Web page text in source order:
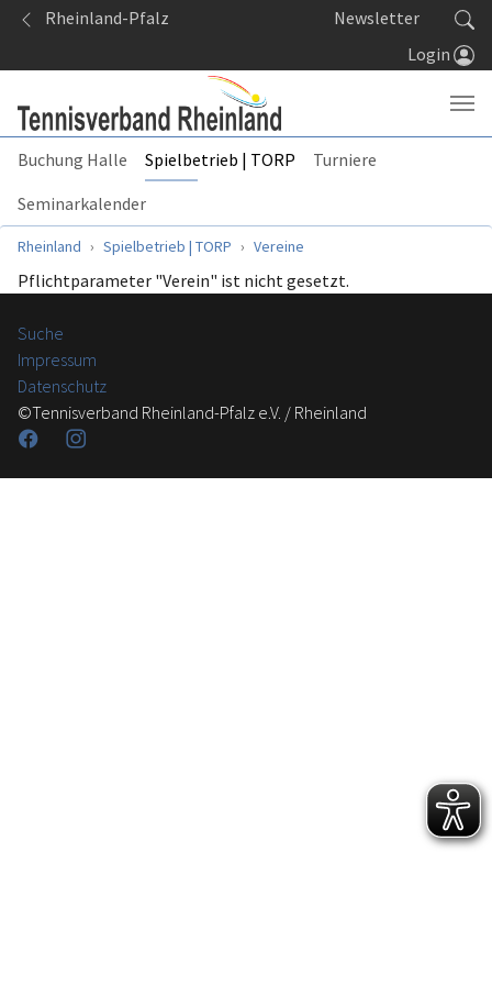
Springe zum Seiteninhalt
Rheinland-Pfalz
Newsletter
Login
Buchung Halle Spielbetrieb | TORP
Turniere
Seminarkalender
Sie sind hier:
Rheinland Spielbetrieb | TORP Vereine
Pflichtparameter "Verein" ist nicht gesetzt.
Suche
Impressum
Datenschutz
©Tennisverband Rheinland-Pfalz e.V. / Rheinland
FacebookInstagram